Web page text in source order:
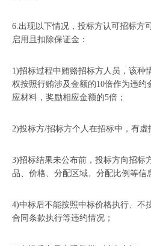
6.出现以下情况，投标方认可招标方
启用且扣除保证金：
1)招标过程中贿赂招标方人员，该种
权按照行贿涉及金额的10倍作为违约
应材料，奖励相应金额的5倍；
2)投标方/招标方个人在招标中，有虚
3)招标结果未公布前，投标方向招标
品、价格、分配区域、分配比例等信
4)中标后不能按照中标价格执行、不
合同条款执行等违约情况；